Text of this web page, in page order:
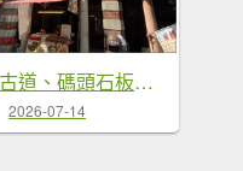
月眉古道、碼頭石板古道、大溪河濱步道 O型一圈
2026-07-14